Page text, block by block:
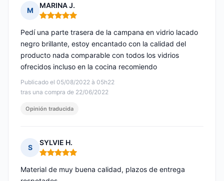
M
MARINA J.
Nota: 5 de 5
Publicado el 05/08/2022 à 05h22
tras una compra de 22/06/2022
Pedí una parte trasera de la campana en vidrio lacado
negro brillante, estoy encantado con la calidad del
producto nada comparable con todos los vidrios
ofrecidos incluso en la cocina recomiendo
Opinión traducida
S
SYLVIE H.
Nota: 5 de 5
Material de muy buena calidad, plazos de entrega